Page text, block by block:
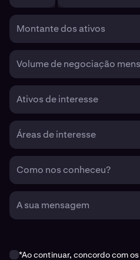
Montante dos ativos
Volume de negociação
Ativos de interesse
Áreas de interesse
Como nos conheceu?
A sua mensagem
*Ao continuar, concordo com os